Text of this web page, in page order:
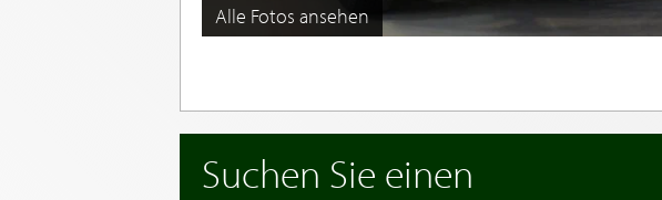
Alle Fotos ansehen
Suchen Sie einen